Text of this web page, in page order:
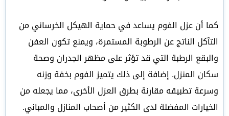
كما أن عزل الفوم يساعد في حماية الهيكل الخرساني من
التآكل الناتج عن الرطوبة المستمرة، ويمنع تكون العفن
والبقع الرطبة التي قد تؤثر على مظهر الجدران وصحة
سكان المنزل. إضافة إلى ذلك يتميز الفوم بخفة وزنه
وسرعة تطبيقه مقارنة بطرق العزل الأخرى، مما يجعله من
الخيارات المفضلة لدى الكثير من أصحاب المنازل والمباني.